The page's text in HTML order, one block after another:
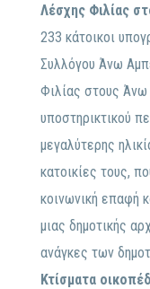
Λέσχης Φιλίας
233 κάτοικοι
Συλλόγου Άνω
Φιλίας στους
υποστηρικτικού
μεγαλύτερης
κατοικίες τους,
κοινωνική επαφή
μιας δημοτικής
ανάγκες των
Κτίσματα